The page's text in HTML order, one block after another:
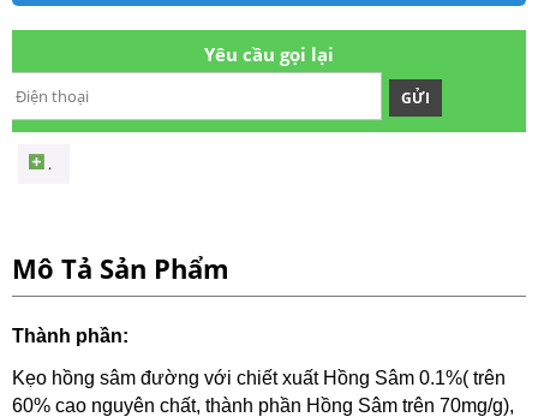
Yêu cầu gọi lại
GỬI
.
Mô Tả Sản Phẩm
Thành phần:
Kẹo hồng sâm đường với chiết xuất Hồng Sâm 0.1%( trên
60% cao nguyên chất, thành phần Hồng Sâm trên 70mg/g),